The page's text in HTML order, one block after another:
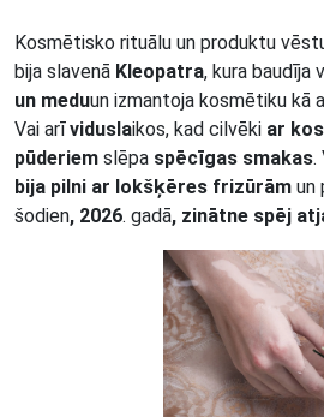
Kosmētisko rituālu un produktu
bija slavenā Kleopatra, kura baudīja
un meduun izmantoja kosmētiku kā
Vai arīviduslaikos, kad cilvēki ar
pūderiem slēpa spēcīgas smakas.
bija pilni ar lokšķēres frizūrām un
šodien, 2026. gadā, zinātne spēj